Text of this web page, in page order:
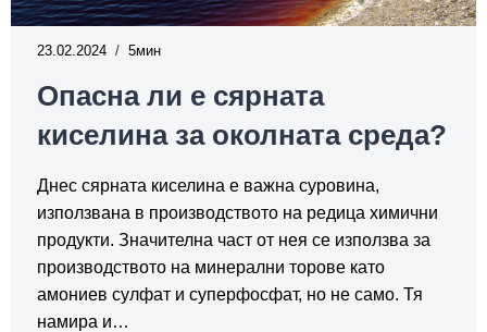
23.02.2024 5
Опасна ли е сярната
киселина за околната среда?
Днес сярната киселина е важна суровина,
използвана в производството на редица химични
продукти. Значителна част от нея се използва за
производството на минерални торове като
амониев сулфат и суперфосфат, но не само. Тя
намира и…